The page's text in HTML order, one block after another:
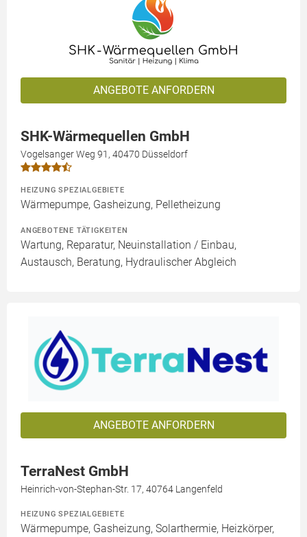
ANGEBOTE ANFORDERN
SHK-Wärmequellen GmbH
Vogelsanger Weg 91, 40470 Düsseldorf
HEIZUNG SPEZIALGEBIETE
Wärmepumpe, Gasheizung, Pelletheizung
ANGEBOTENE TÄTIGKEITEN
Wartung, Reparatur, Neuinstallation / Einbau,
Austausch, Beratung, Hydraulischer Abgleich
ANGEBOTE ANFORDERN
TerraNest GmbH
Heinrich-von-Stephan-Str. 17, 40764 Langenfeld
HEIZUNG SPEZIALGEBIETE
Wärmepumpe, Gasheizung, Solarthermie, Heizkörper,